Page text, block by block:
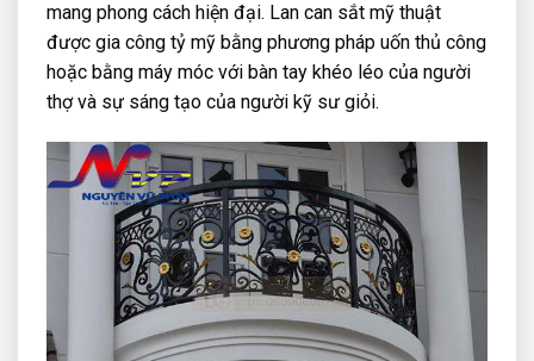
mang phong cách hiện đại. Lan can sắt mỹ thuật
được gia công tỷ mỹ bằng phương pháp uốn thủ công
hoặc bằng máy móc với bàn tay khéo léo của người
thợ và sự sáng tạo của người kỹ sư giỏi.